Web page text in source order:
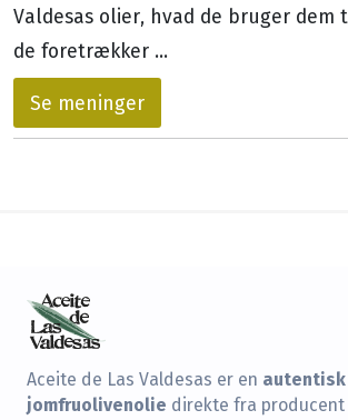
Valdesas olier, hvad de bruger dem
de foretrækker ...
Se meninger
Aceite de Las Valdesas er en
jomfruolivenolie direkte fra